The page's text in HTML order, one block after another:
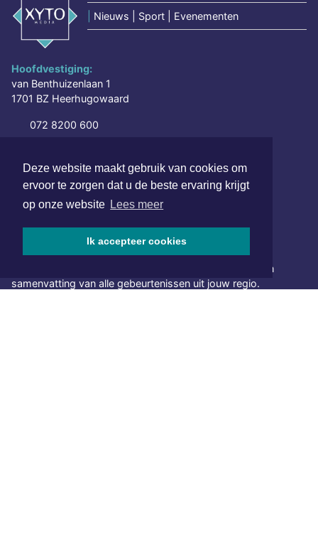
Deze website maakt gebruik van cookies om
ervoor te zorgen dat u de beste ervaring krijgt
op onze website Lees meer
Ik accepteer cookies
Nieuws | Sport | Evenementen
Hoofdvestiging:
van Benthuizenlaan 1
1701 BZ Heerhugowaard
072 8200 600
SOCIAL MEDIA
NIEUWSBRIEF AANMELDEN
Schrijf je in voor onze nieuwsbrief en krijg wekelijks een
samenvatting van alle gebeurtenissen uit jouw regio.